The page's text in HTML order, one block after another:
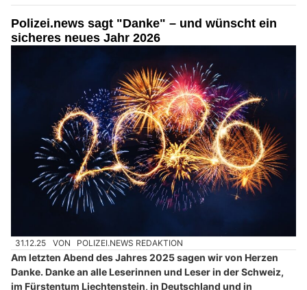
Polizei.news sagt "Danke" – und wünscht ein
sicheres neues Jahr 2026
31.12.25 VON POLIZEI.NEWS REDAKTION
Am letzten Abend des Jahres 2025 sagen wir von Herzen
Danke. Danke an alle Leserinnen und Leser in der Schweiz,
im Fürstentum Liechtenstein, in Deutschland und in